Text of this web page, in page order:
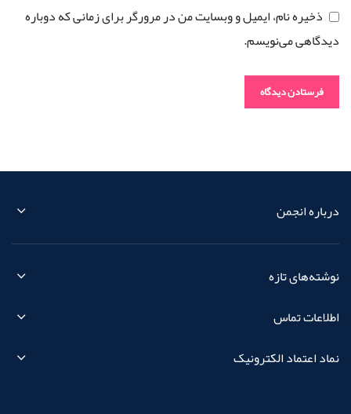
ذخیره نام، ایمیل و وبسایت من در مرورگر برای زمانی که دوباره
دیدگاهی می‌نویسم.
درباره انجمن
نوشته‌های تازه
اطلاعات تماس
نماد اعتماد الکترونیک